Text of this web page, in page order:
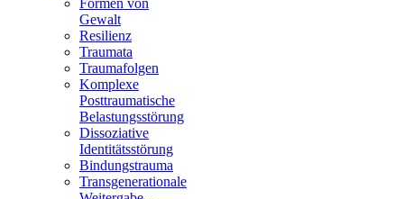
Gewalt
Resilienz
Traumata
Traumafolgen
Komplexe
Posttraumatische
Belastungsstörung
Dissoziative
Identitätsstörung
Bindungstrauma
Transgenerationale